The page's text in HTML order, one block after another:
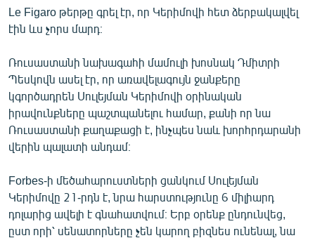
Le Figaro թերթը գրել էր, որ Կերիմովի հետ ձերբակալվել
էին ևս չորս մարդ։
Ռուսաստանի նախագահի մամուլի խոսնակ Դմիտրի
Պեսկովն ասել էր, որ առավելագույն ջանքերը
կգործադրեն Սուլեյման Կերիմովի օրինական
իրավունքները պաշտպանելու համար, քանի որ նա
Ռուսաստանի քաղաքացի է, ինչպես նաև խորհրդարանի
վերին պալատի անդամ։
Forbes-ի մեծահարուստների ցանկում Սուլեյման
Կերիմովը 21-րդն է, նրա հարստությունը 6 միլիարդ
դոլարից ավելի է գնահատվում։ Երբ օրենք ընդունվեց,
ըստ որի՝ սենատորները չեն կարող բիզնես ունենալ, նա